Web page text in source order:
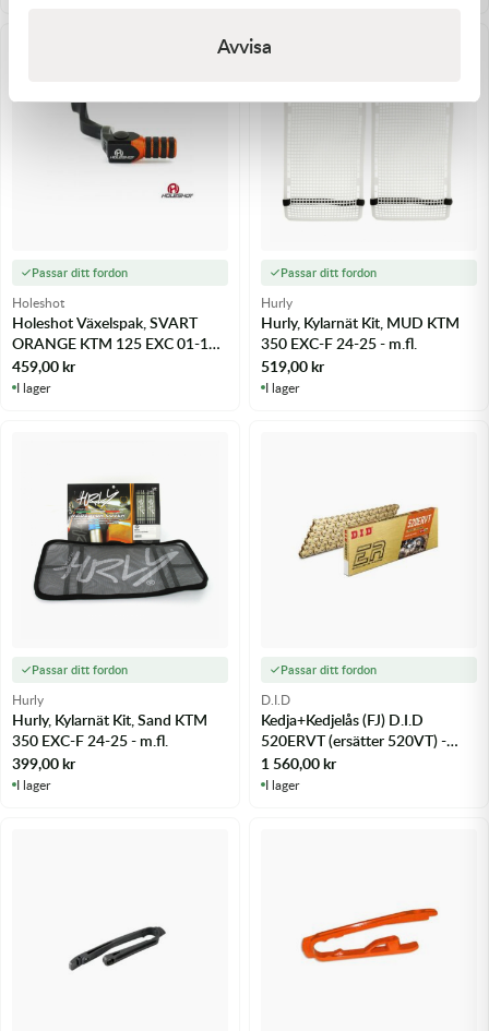
Avvisa
Passar ditt fordon
Holeshot
Holeshot Växelspak, SVART
ORANGE KTM 125 EXC 01-16 -
m.fl.
459,00kr
I lager
Passar ditt fordon
Hurly
Hurly, Kylarnät Kit, MUD KTM
350 EXC-F 24-25 - m.fl.
519,00kr
I lager
Passar ditt fordon
Hurly
Hurly, Kylarnät Kit, Sand KTM
350 EXC-F 24-25 - m.fl.
399,00kr
I lager
Passar ditt fordon
D.I.D
Kedja+Kedjelås (FJ) D.I.D
520ERVT (ersätter 520VT) -
m.fl.
1 560,00kr
I lager